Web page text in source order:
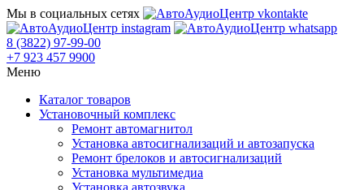
Мы в социальных сетях
8 (3822) 97-99-00
+7 923 457 9900
Меню
Каталог товаров
Установочный комплекс
Ремонт автомагнитол
Установка автосигнализаций и автозапуска
Ремонт брелоков и автосигнализаций
Установка мультимедиа
Установка автозвука